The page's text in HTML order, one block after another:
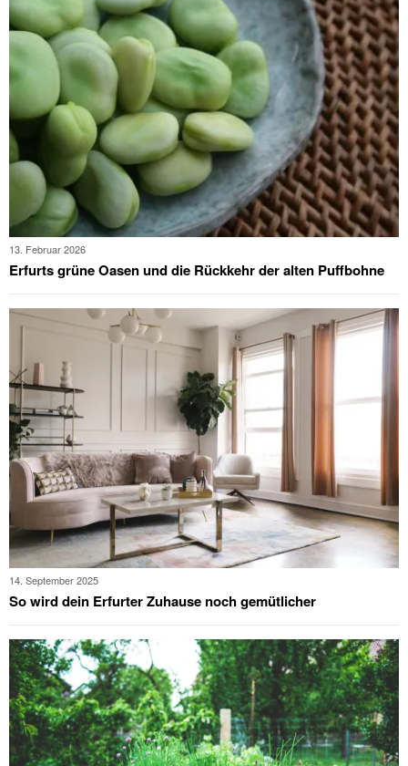
13. Februar 2026
Erfurts grüne Oasen und die Rückkehr der alten Puffbohne
14. September 2025
So wird dein Erfurter Zuhause noch gemütlicher